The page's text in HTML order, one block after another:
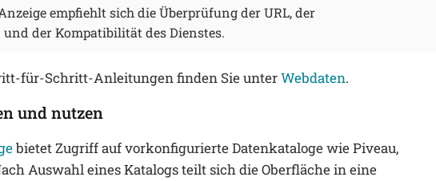
empfiehlt sich die Überprüfung der URL, der
der Kompatibilität des Dienstes.
für-Schritt-Anleitungen finden Sie unterWebdaten.
und nutzen
bietet Zugriff auf vorkonfigurierte Datenkataloge wie Piveau,
Auswahl eines Katalogs teilt sich die Oberfläche in eine